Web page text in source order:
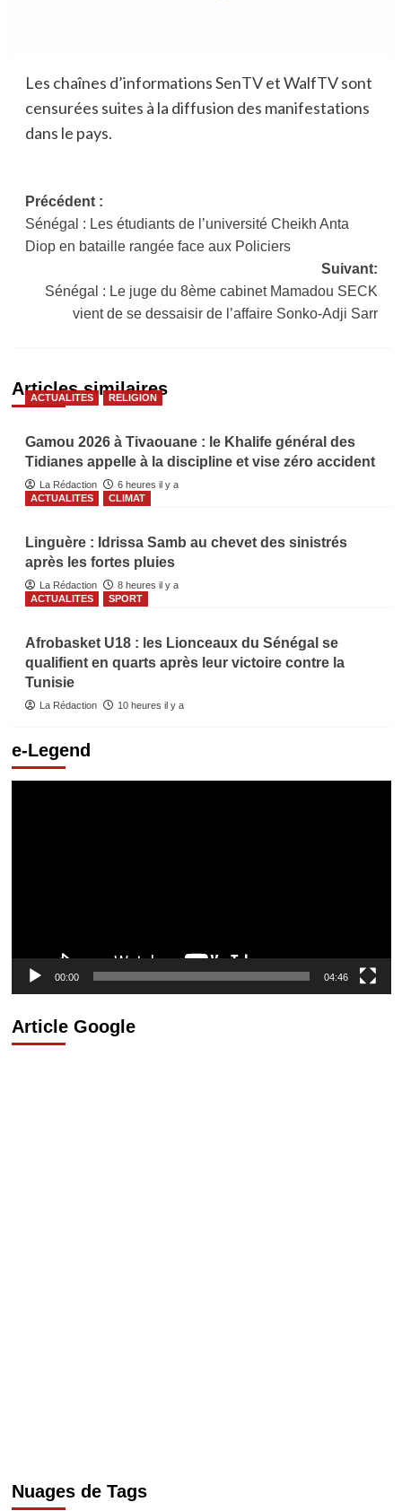
Les chaînes d’informations SenTV et WalfTV sont
censurées suites à la diffusion des manifestations
dans le pays.
Navigation
d’article
Précédent :
Sénégal : Les étudiants de l’université Cheikh Anta
Diop en bataille rangée face aux Policiers
Suivant:
Sénégal : Le juge du 8ème cabinet Mamadou SECK
vient de se dessaisir de l’affaire Sonko-Adji Sarr
Articles similaires
ACTUALITES RELIGION
Gamou 2026 à Tivaouane : le Khalife général des
Tidianes appelle à la discipline et vise zéro accident
La Rédaction
6 heures il y a
ACTUALITES
CLIMAT
Linguère : Idrissa Samb au chevet des sinistrés
après les fortes pluies
La Rédaction
8 heures il y a
ACTUALITES
SPORT
Afrobasket U18 : les Lionceaux du Sénégal se
qualifient en quarts après leur victoire contre la
Tunisie
La Rédaction 10 heures il y a
e-Legend
00:00 04:46
Article Google
Nuages de Tags